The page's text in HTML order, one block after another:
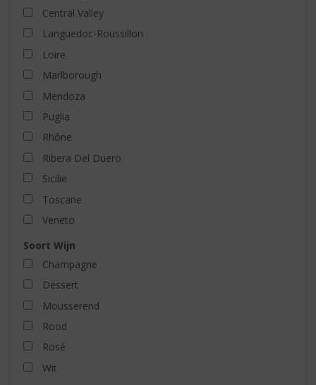
Central Valley
Languedoc-Roussillon
Loire
Marlborough
Mendoza
Puglia
Rhône
Ribera Del Duero
Sicilië
Toscane
Veneto
Soort Wijn
Champagne
Dessert
Mousserend
Rood
Rosé
Wit